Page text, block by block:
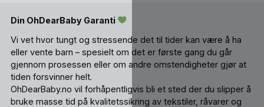
Din OhDearBaby Garanti
Vi vet hvor tungt og stressende det til tider kan være å ha
eller vente barn – spesielt om det er første gang du går
gjennom prosessen eller om andre omstendigheter gjør at
tiden forsvinner helt.
OhDearBaby.no vil forhåpentligvis bli et sted der du slipper å
bruke masse tid på kvalitetssikring av tekstiler, råvarer og